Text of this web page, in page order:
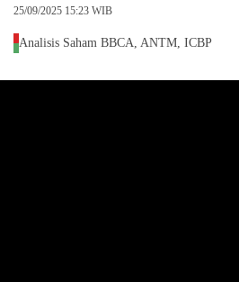
25/09/2025 15:23 WIB
Analisis Saham BBCA, ANTM, ICBP